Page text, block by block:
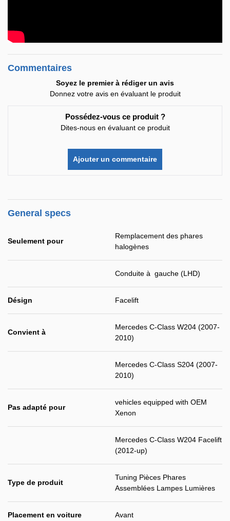
Commentaires
Soyez le premier à rédiger un avis
Donnez votre avis en évaluant le produit
Possédez-vous ce produit ?
Dites-nous en évaluant ce produit
Ajouter un commentaire
General specs
Seulement pour
Remplacement des phares
halogènes
Conduite à gauche (LHD)
Désign Facelift
Convient à
Mercedes C-Class W204 (2007-
2010)
Mercedes C-Class S204 (2007-
2010)
Pas adapté pour
vehicles equipped with OEM
Xenon
Mercedes C-Class W204 Facelift
(2012-up)
Type de produit
Tuning Pièces Phares
Assemblées Lampes Lumières
Placement en voiture Avant